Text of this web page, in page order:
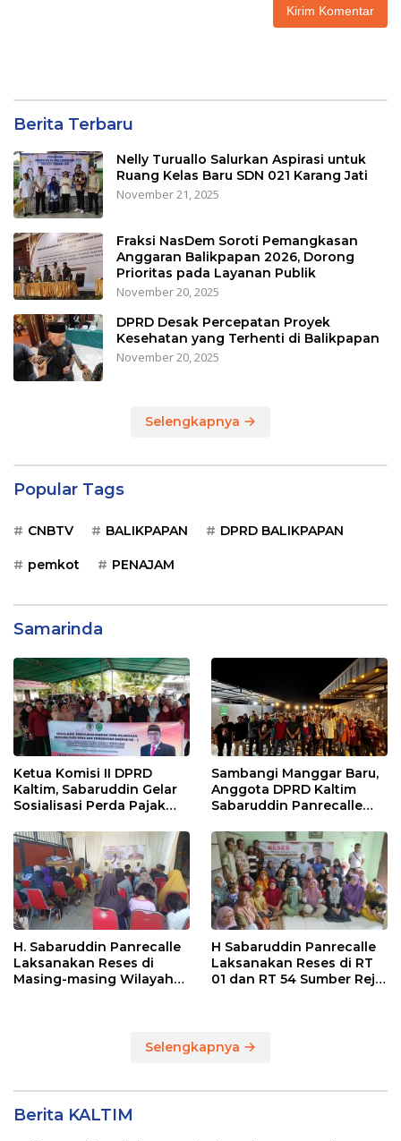
Berita Terbaru
Nelly Turuallo Salurkan Aspirasi untuk
Ruang Kelas Baru SDN 021 Karang Jati
November 21, 2025
Fraksi NasDem Soroti Pemangkasan
Anggaran Balikpapan 2026, Dorong
Prioritas pada Layanan Publik
November 20, 2025
DPRD Desak Percepatan Proyek
Kesehatan yang Terhenti di Balikpapan
November 20, 2025
Selengkapnya
Popular Tags
CNBTV BALIKPAPAN DPRD BALIKPAPAN
pemkot PENAJAM
Samarinda
Ketua Komisi II DPRD
Kaltim, Sabaruddin Gelar
Sosialisasi Perda Pajak
Sepinggan Raya
Balikpapan
Sambangi Manggar Baru,
Anggota DPRD Kaltim
Sabaruddin Panrecalle
Balikpapan
H. Sabaruddin Panrecalle
Laksanakan Reses di
Masing-masing Wilayah
H Sabaruddin Panrecalle
Laksanakan Reses di RT
01 dan RT 54 Sumber Rejo
Selengkapnya
Berita KALTIM